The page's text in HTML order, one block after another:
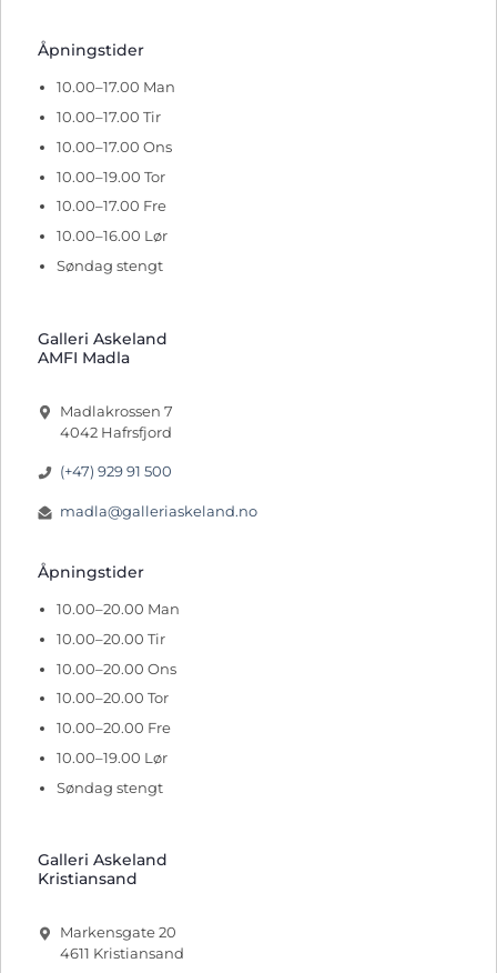
Åpningstider
10.00–17.00 Man
10.00–17.00 Tir
10.00–17.00 Ons
10.00–19.00 Tor
10.00–17.00 Fre
10.00–16.00 Lør
Søndag stengt
Galleri Askeland
AMFI Madla
Madlakrossen 7
4042 Hafrsfjord
(+47) 929 91 500
madla@galleriaskeland.no
Åpningstider
10.00–20.00 Man
10.00–20.00 Tir
10.00–20.00 Ons
10.00–20.00 Tor
10.00–20.00 Fre
10.00–19.00 Lør
Søndag stengt
Galleri Askeland
Kristiansand
Markensgate 20
4611 Kristiansand